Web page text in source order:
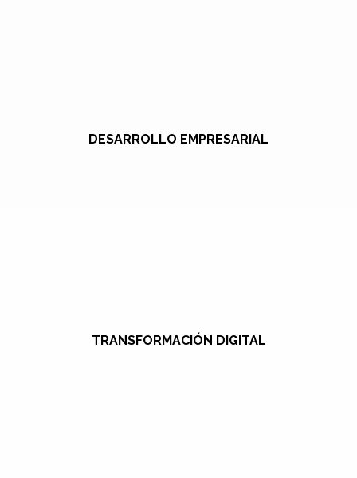
DESARROLLO EMPRESARIAL
TRANSFORMACIÓN DIGITAL